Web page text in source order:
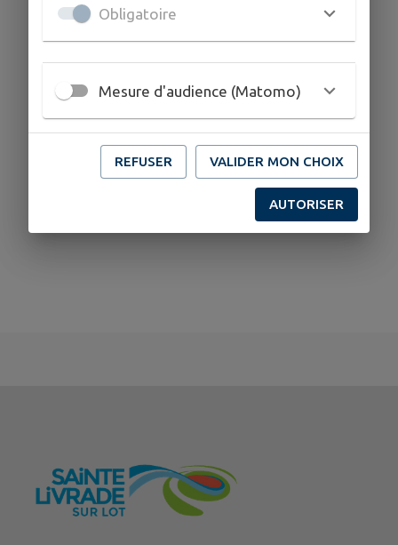
Obligatoire
Mesure d'audience (Matomo)
REFUSER VALIDER MON CHOIX
AUTORISER